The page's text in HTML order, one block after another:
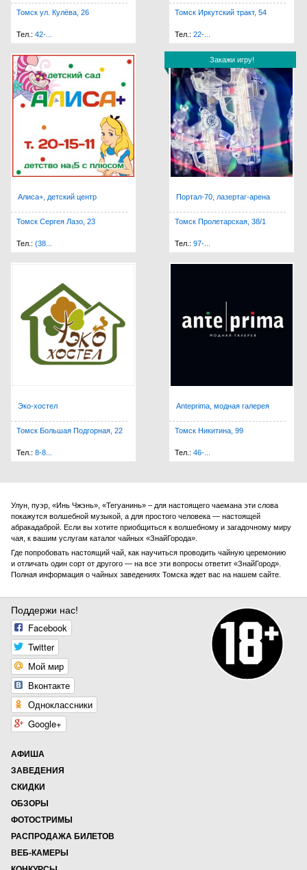
Томск ул. Кулёва, 26
Тел.: 42-...
Томск Иркутский тракт, 54
Тел.: 22-...
Алиса+, детский центр
Томск Сергея Лазо, 23
Тел.: (38...
Закажи игру!
Закажи игру!
Портал-70, лазертаг-арена
Томск Пролетарская, 38/1
Тел.: 97-...
Эко-хостел
Томск Большая Подгорная, 22
Тел.: 8-8...
Anteprima, модная галерея
Томск Никитина, 99
Тел.: 46-...
Улун, пуэр, «Инь Чжэнь», «Тегуанинь» – для настоящего чаемана эти слова
покажутся волшебной музыкой, а для простого человека — настоящей
абракадаброй. Если вы хотите приобщиться к волшебному и загадочному миру
чая, к вашим услугам каталог чайных «ЗнайГорода».
Где попробовать настоящий чай, как научиться проводить чайную церемонию
и отличать один сорт от другого — на все эти вопросы ответит «ЗнайГород».
Полная информация о чайных заведениях Томска ждет вас на нашем сайте.
Поддержи нас!
Facebook
Twitter
Мой мир
Вконтакте
Одноклассники
Google+
АФИША
ЗАВЕДЕНИЯ
СКИДКИ
ОБЗОРЫ
ФОТОСТРИМЫ
РАСПРОДАЖА БИЛЕТОВ
ВЕБ-КАМЕРЫ